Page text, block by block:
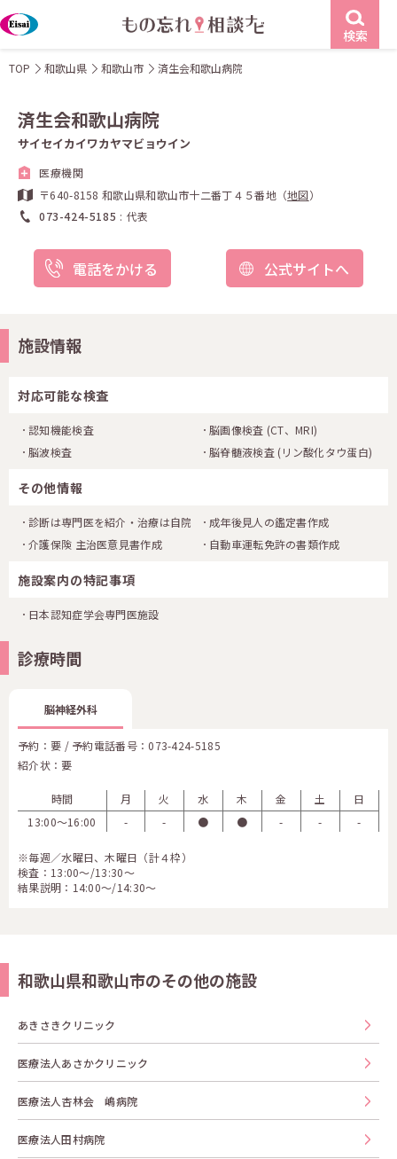
検索
TOP 和歌山県 和歌山市 済生会和歌山病院
済生会和歌山病院
サイセイカイワカヤマビョウイン
医療機関
〒640-8158 和歌山県和歌山市十二番丁４５番地（地図）
073-424-5185
代表
電話をかける 公式サイトへ
施設情報
対応可能な検査
認知機能検査 脳画像検査 (CT、MRI)
脳波検査
脳脊髄液検査 (リン酸化タウ蛋白)
その他情報
診断は専門医を紹介・治療は自院
成年後見人の鑑定書作成
介護保険 主治医意見書作成
自動車運転免許の書類作成
施設案内の特記事項
日本認知症学会専門医施設
診療時間
脳神経外科
予約：要 / 予約電話番号： 073-424-5185
紹介状：要
時間 月 火 水 木 金 土
日
13:00〜16:00
- - ● ● - - -
※毎週／水曜日、木曜日（計４枠）
検査：13:00～/13:30～
結果説明：14:00～/14:30～
和歌山県和歌山市のその他の施設
あきさきクリニック
医療法人あさかクリニック
医療法人杏林会 嶋病院
医療法人田村病院